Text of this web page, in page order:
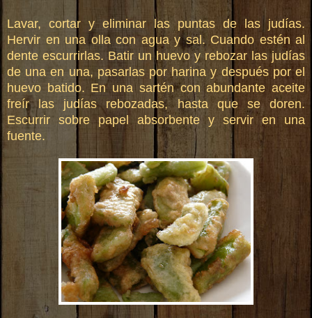
Lavar, cortar y eliminar las puntas de las judías.
Hervir en una olla con agua y sal. Cuando estén al
dente escurrirlas. Batir un huevo y rebozar las judías
de una en una, pasarlas por harina y después por el
huevo batido. En una sartén con abundante aceite
freír las judías rebozadas, hasta que se doren.
Escurrir sobre papel absorbente y servir en una
fuente.